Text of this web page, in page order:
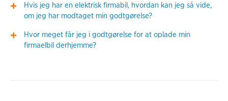
Hvis jeg har en elektrisk firmabil, hvordan kan jeg så vide,
om jeg har modtaget min godtgørelse?
Hvor meget får jeg i godtgørelse for at oplade min
firmaelbil derhjemme?